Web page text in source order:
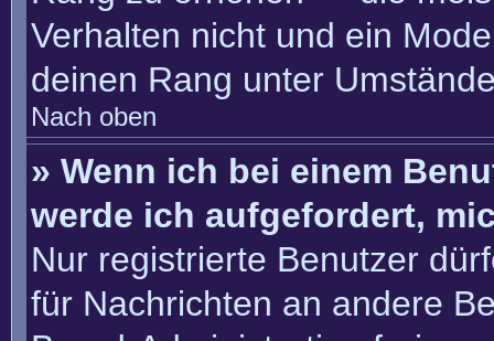
Verhalten nicht und ein
deinen Rang unter
Nach oben
» Wenn ich bei einem
werde ich aufgefordert,
Nur registrierte Benutzer
für Nachrichten an andere